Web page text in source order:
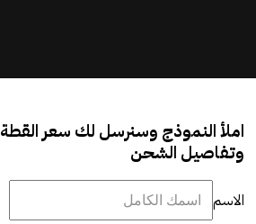
املأ النموذج وسنرسل لك سعر القطة
وتفاصيل الشحن
الاسم